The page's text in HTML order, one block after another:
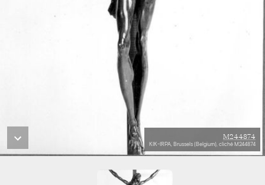
M244874
KIK-IRPA, Brussels (Belgium), cliché M244874